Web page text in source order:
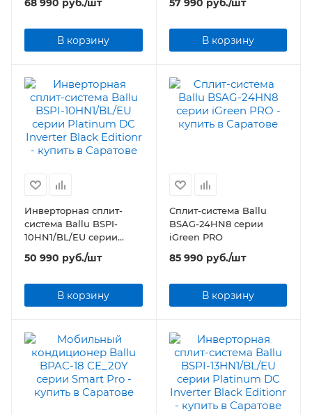
В корзину В корзину
Инверторная сплит-
система Ballu BSPI-
10HN1/BL/EU серии
Platinum DC Inverter
Black Editionr
50 990 руб./шт
В корзину
Сплит-система Ballu
BSAG-24HN8 серии
iGreen PRO
85 990 руб./шт
В корзину